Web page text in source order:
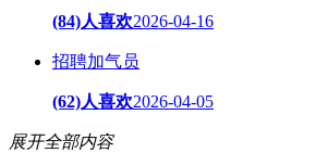
(84)人喜欢2026-04-16
招聘加气员
(62)人喜欢2026-04-05
展开全部内容